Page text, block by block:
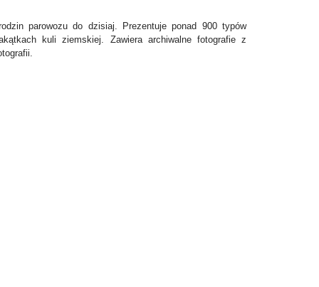
parowozu do dzisiaj. Prezentuje ponad 900 typów
kuli ziemskiej. Zawiera archiwalne fotografie z